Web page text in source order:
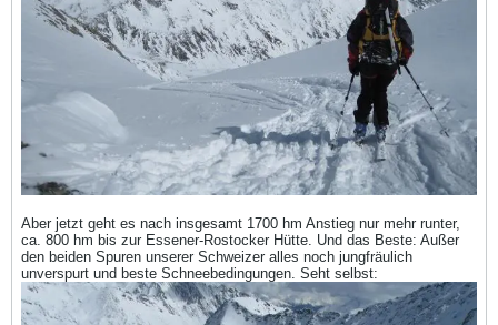
Aber jetzt geht es nach insgesamt 1700 hm Anstieg nur mehr runter,
ca. 800 hm bis zur Essener-Rostocker Hütte. Und das Beste: Außer
den beiden Spuren unserer Schweizer alles noch jungfräulich
unverspurt und beste Schneebedingungen. Seht selbst: